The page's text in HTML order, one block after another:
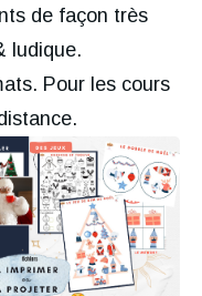
de façon très
ludique.
Pour les cours